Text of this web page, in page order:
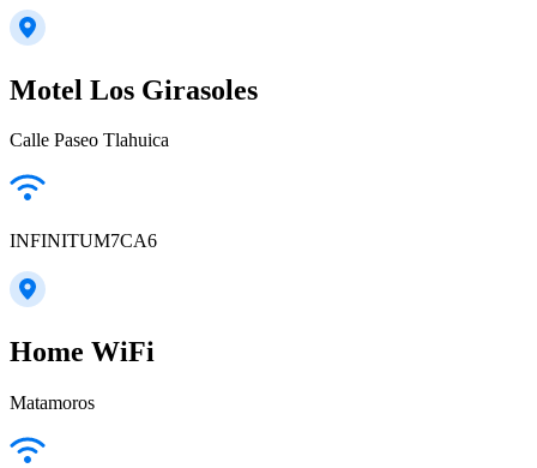
Motel Los Girasoles
Calle Paseo Tlahuica
INFINITUM7CA6
Home WiFi
Matamoros